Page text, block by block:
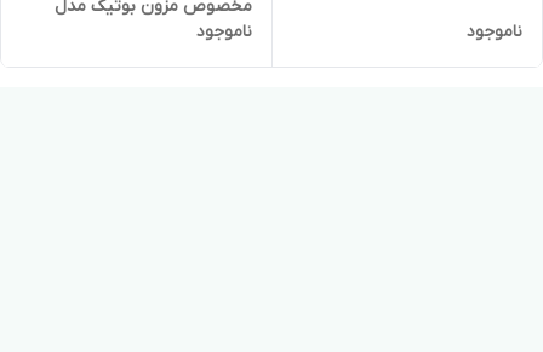
ناموجود
مخصوص مزون بوتیک مدل
یونیک۷۱۷
ناموجود